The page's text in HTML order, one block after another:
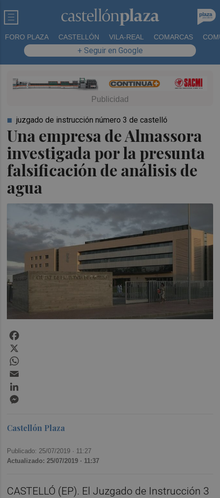
FORO PLAZA CASTELLÓN VILA-REAL COMARCAS
+ Seguir en Google
Una empresa de Almassora
investigada por la presunta
falsificación de análisis de
agua
juzgado de instrucción número 3 de castelló
Castellón Plaza
Publicado: 25/07/2019 · 11:27
Actualizado: 25/07/2019 · 11:37
CASTELLÓ (EP). El Juzgado de Instrucción 3